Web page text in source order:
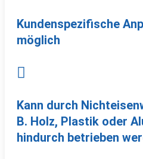
Kundenspezifische
möglich

Kann durch
B. Holz, Plastik oder
hindurch betrieben